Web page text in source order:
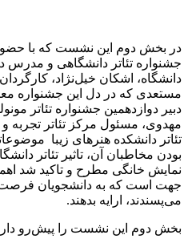
در بخش دوم این نشست که با
جشنواره تئاتر دانشگاهی و مدرس
دانشگاه، اشکان خیل‌نژاد،
مستعدی که در دل این جشنواره
دبیر دوازدهمین جشنواره تئاتر
مهدوی، مسئول مرکز تئاتر تجربه
تئاتر دانشکده هنرهای زیبا
بودن مخاطبان آن، تاثیر تئاتر
نمایش خانگی مطرح و تاکید شد
جهت است که به دانشجویان فرصت
می‌پسندند، ارایه بدهند.
بخش دوم این نشست را پیش‌رو